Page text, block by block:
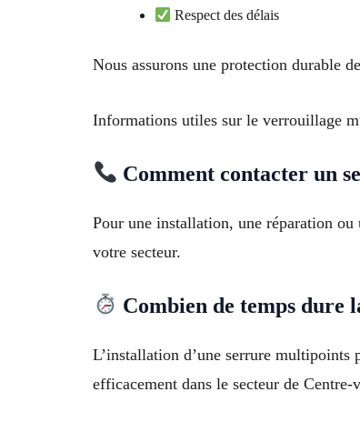
Respect des délais
Nous assurons une protection durable
Informations utiles sur le verrouillage
Comment contacter un
Pour une installation, une réparation
votre secteur.
Combien de temps dure
L’installation d’une serrure multipoints
efficacement dans le secteur de